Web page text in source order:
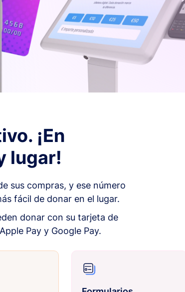
¡En
lugar!
sus compras, y ese número
fácil de donar en el lugar.
donar con su tarjeta de
Pay y Google Pay.